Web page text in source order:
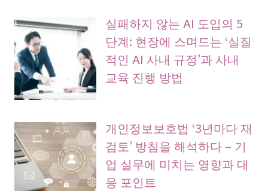
실패하지 않는 AI 도입의 5
단계: 현장에 스며드는 ‘실질
적인 AI 사내 규정’과 사내
교육 진행 방법
개인정보보호법 ‘3년마다 재
검토’ 방침을 해석하다 – 기
업 실무에 미치는 영향과 대
응 포인트